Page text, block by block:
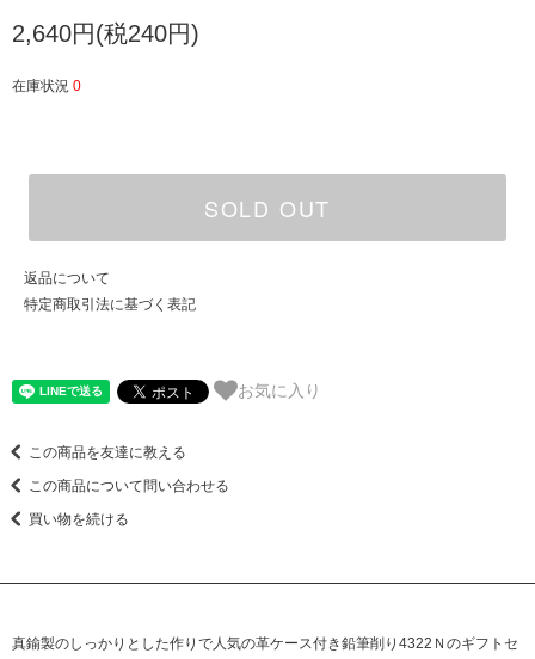
2,640円(税240円)
在庫状況 0
SOLD OUT
返品について
特定商取引法に基づく表記
お気に入り
この商品を友達に教える
この商品について問い合わせる
買い物を続ける
真鍮製のしっかりとした作りで人気の革ケース付き鉛筆削り4322Ｎのギフトセ